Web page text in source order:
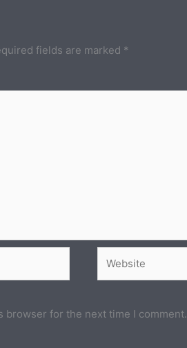
fields are marked *
browser for the next time I comment.